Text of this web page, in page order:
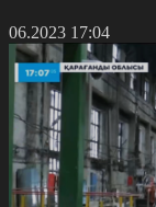
17:04